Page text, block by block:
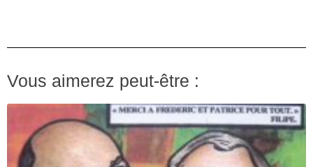
Vous aimerez peut-être :